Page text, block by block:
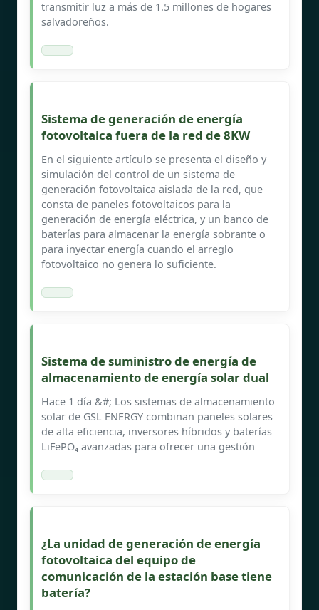
transmitir luz a más de 1.5 millones de hogares
salvadoreños.
Sistema de generación de energía
fotovoltaica fuera de la red de 8KW
En el siguiente artículo se presenta el diseño y
simulación del control de un sistema de
generación fotovoltaica aislada de la red, que
consta de paneles fotovoltaicos para la
generación de energía eléctrica, y un banco de
baterías para almacenar la energía sobrante o
para inyectar energía cuando el arreglo
fotovoltaico no genera lo suficiente.
Sistema de suministro de energía de
almacenamiento de energía solar dual
Hace 1 día &#; Los sistemas de almacenamiento
solar de GSL ENERGY combinan paneles solares
de alta eficiencia, inversores híbridos y baterías
LiFePO₄ avanzadas para ofrecer una gestión
¿La unidad de generación de energía
fotovoltaica del equipo de
comunicación de la estación base tiene
batería?